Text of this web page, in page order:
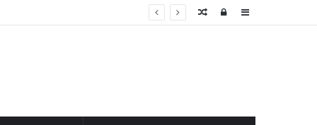
Sidebar
Log
Random